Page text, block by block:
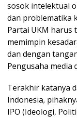
sosok intelektual
dan problematika
Partai UKM harus
memimpin
dan dengan
Pengusaha media
Terakhir katanya
Indonesia,
IPO (Ideologi,